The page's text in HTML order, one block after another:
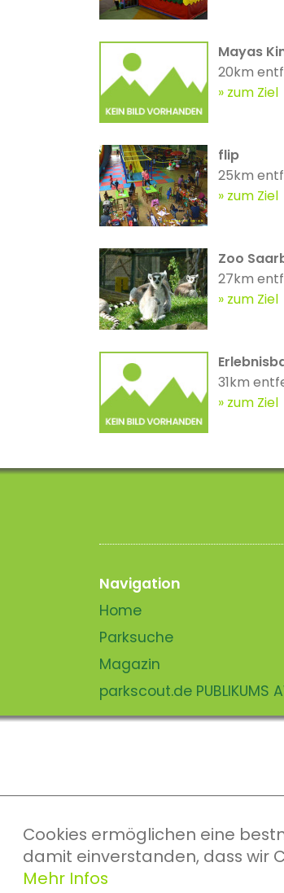
Cookies ermöglichen eine
damit einverstanden, dass wir
Mehr Infos
Mayas
20km
zum Ziel
flip
25km
zum Ziel
Zoo
27km
zum Ziel
31km
zum Ziel
Navigation
Home
Parksuche
Magazin
parkscout.de PUBLIKUMS